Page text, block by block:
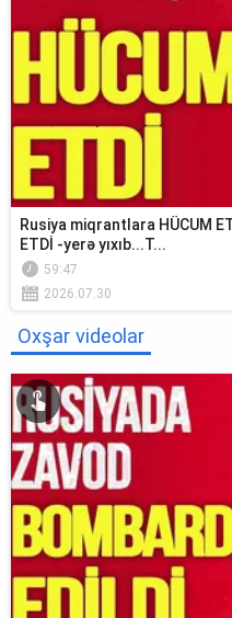
Rusiya miqrantlara HÜCUM
ETDİ -yerə yıxıb...T...
59:47
2026.07.30
Oxşar videolar